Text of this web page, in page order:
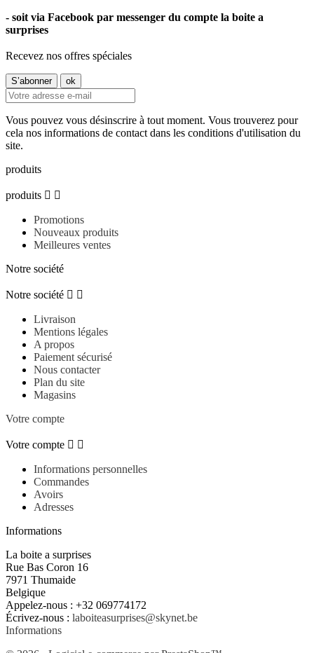
- soit via Facebook par messenger du compte la boite a
surprises
Recevez nos offres spéciales
Vous pouvez vous désinscrire à tout moment. Vous trouverez pour
cela nos informations de contact dans les conditions d'utilisation du
site.
produits
produits  
Promotions
Nouveaux produits
Meilleures ventes
Notre société
Notre société  
Livraison
Mentions légales
A propos
Paiement sécurisé
Nous contacter
Plan du site
Magasins
Votre compte
Votre compte  
Informations personnelles
Commandes
Avoirs
Adresses
Informations
La boite a surprises
Rue Bas Coron 16
7971 Thumaide
Belgique
Appelez-nous : +32 069774172
Écrivez-nous : laboiteasurprises@skynet.be
Informations